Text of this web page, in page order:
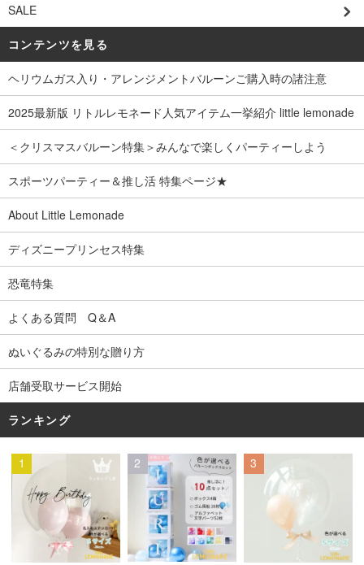
SALE
コンテンツを見る
ヘリウムガス入り・アレンジメントバルーンご購入時の諸注意
2025最新版 リトルレモネード人気アイテム一挙紹介 little lemonade
＜クリスマスバルーン特集＞みんなで楽しくパーティーしよう
スポーツパーティー＆推し活 特集ページ★
About Little Lemonade
ディズニープリンセス特集
恐竜特集
よくある質問 Q＆A
ぬいぐるみの特別な贈り方
店舗受取サービス開始
ランキング
1 2 3